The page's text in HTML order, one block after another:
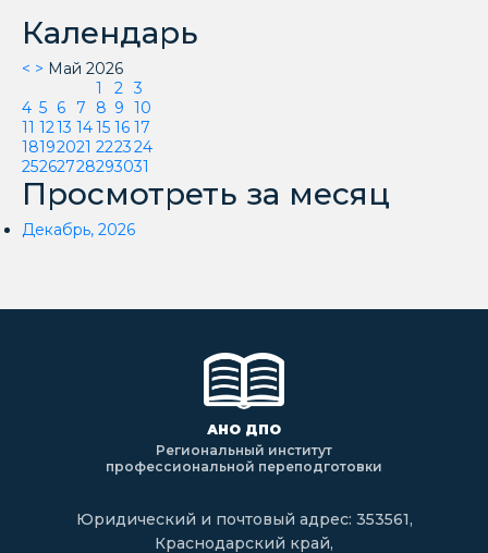
Календарь
< > Май 2026
1
2 3
4 5 6 7 8 9 10
11 1213 1415 16 17
18192021 222324
25262728293031
Просмотреть за месяц
Декабрь, 2026
АНО ДПО
Региональный институт
профессиональной переподготовки
Юридический и почтовый адрес: 353561,
Краснодарский край,